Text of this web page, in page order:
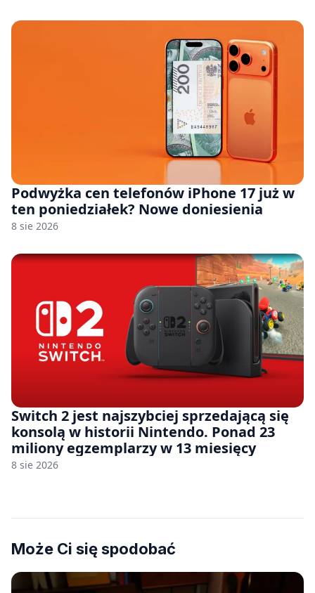
Podwyżka cen telefonów iPhone 17 już w
ten poniedziałek? Nowe doniesienia
8 sie 2026
Switch 2 jest najszybciej sprzedającą się
konsolą w historii Nintendo. Ponad 23
miliony egzemplarzy w 13 miesięcy
8 sie 2026
Może Ci się spodobać